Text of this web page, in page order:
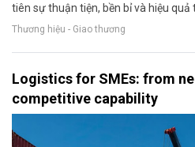
tiên sự thuận tiện, bền bỉ và hiệu quả
Thương hiệu - Giao thương
Logistics for SMEs: from
competitive capability